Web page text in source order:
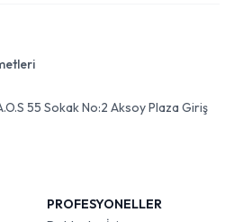
55 Sokak No:2 Aksoy Plaza Giriş
PROFESYONELLER